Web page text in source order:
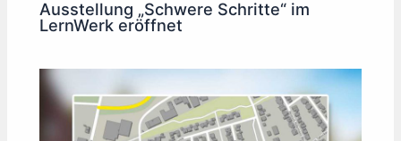
Ausstellung „Schwere Schritte“ im
LernWerk eröffnet